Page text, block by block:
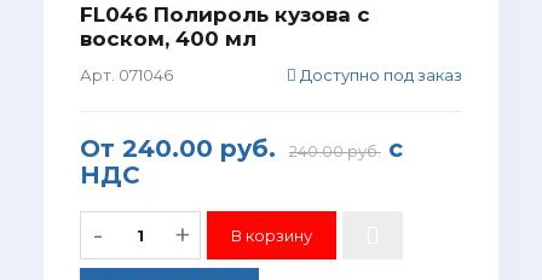
FL046 Полироль кузова с
воском, 400 мл
Арт. 071046 Доступно под заказ
От 240.00 руб. 240.00 руб.с
НДС
- +